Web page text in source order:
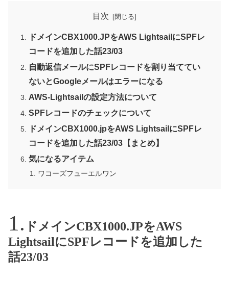
目次
ドメインCBX1000.JPをAWS LightsailにSPFレ
コードを追加した話23/03
自動返信メールにSPFレコードを割り当ててい
ないとGoogleメールはエラーになる
AWS-Lightsailの設定方法について
SPFレコードのチェックについて
ドメインCBX1000.jpをAWS LightsailにSPFレ
コードを追加した話23/03【まとめ】
気になるアイテム
ワコーズフューエルワン
ドメインCBX1000.JPをAWS
LightsailにSPFレコードを追加した
話23/03